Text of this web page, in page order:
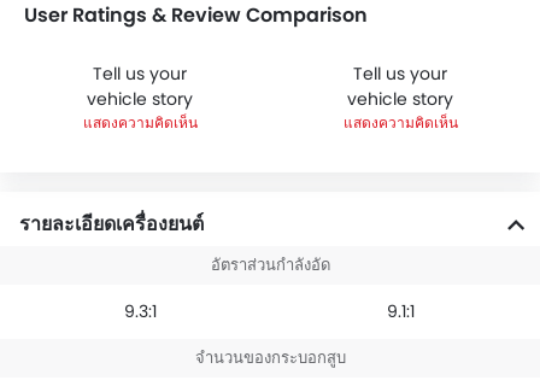
User Ratings & Review Comparison
Tell us your
vehicle story
แสดงความคิดเห็น
Tell us your
vehicle story
แสดงความคิดเห็น
รายละเอียดเครื่องยนต์
อัตราส่วนกำลังอัด
9.3:1 9.1:1
จำนวนของกระบอกสูบ